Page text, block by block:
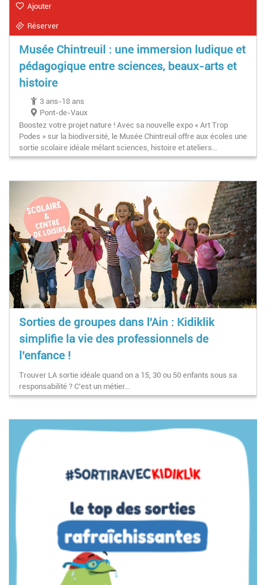
Ajouter
Réserver
Musée Chintreuil : une immersion ludique et
pédagogique entre sciences, beaux-arts et
histoire
3 ans-18 ans
Pont-de-Vaux
Boostez votre projet nature ! Avec sa nouvelle expo « Art Trop
Podes » sur la biodiversité, le Musée Chintreuil offre aux écoles une
sortie scolaire idéale mêlant sciences, histoire et ateliers…
Sorties de groupes dans l'Ain : Kidiklik
simplifie la vie des professionnels de
l’enfance !
Trouver LA sortie idéale quand on a 15, 30 ou 50 enfants sous sa
responsabilité ? C'est un métier…